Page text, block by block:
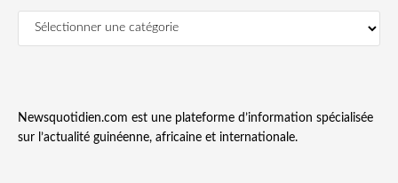
Newsquotidien.com est une plateforme d’information spécialisée
sur l’actualité guinéenne, africaine et internationale.